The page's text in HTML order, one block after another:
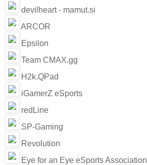
devilheart - mamut.si
ARCOR
Epsilon
Team CMAX.gg
H2k.QPad
iGamerZ eSports
redLine
SP-Gaming
Revolution
Eye for an Eye eSports Association